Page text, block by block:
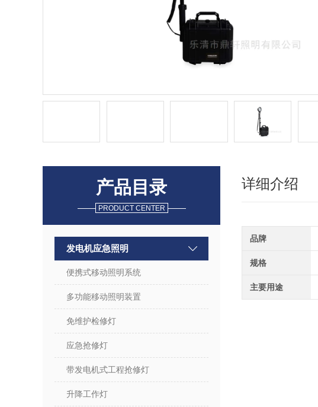
产品目录
PRODUCT CENTER
发电机应急照明
便携式移动照明系统
多功能移动照明装置
免维护检修灯
应急抢修灯
带发电机式工程抢修灯
升降工作灯
详细介绍
品牌
规格
主要用途